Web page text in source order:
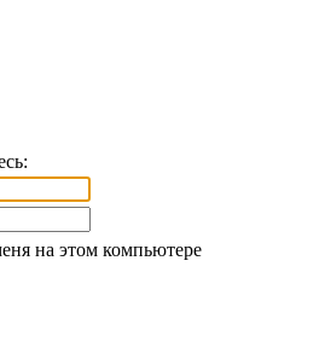
на этом компьютере